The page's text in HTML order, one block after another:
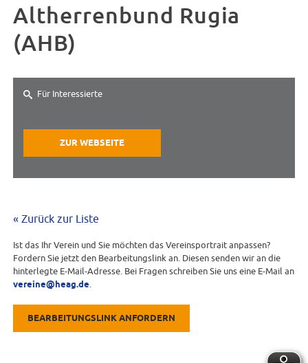
Altherrenbund Rugia
(AHB)
Für Interessierte
ZUR WEBSEITE
« Zurück zur Liste
Ist das Ihr Verein und Sie möchten das Vereinsportrait anpassen?
Fordern Sie jetzt den Bearbeitungslink an. Diesen senden wir an die
hinterlegte E-Mail-Adresse. Bei Fragen schreiben Sie uns eine E-Mail an
vereine@heag.de.
BEARBEITUNGSLINK ANFORDERN